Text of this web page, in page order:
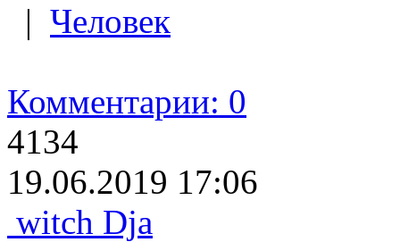
| Человек
Комментарии: 0
4134
19.06.2019 17:06
witch Dja